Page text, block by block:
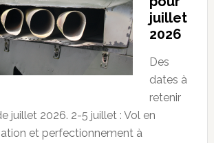
juillet
2026
Des
dates à
retenir
juillet 2026. 2-5 juillet : Vol en
et perfectionnement à